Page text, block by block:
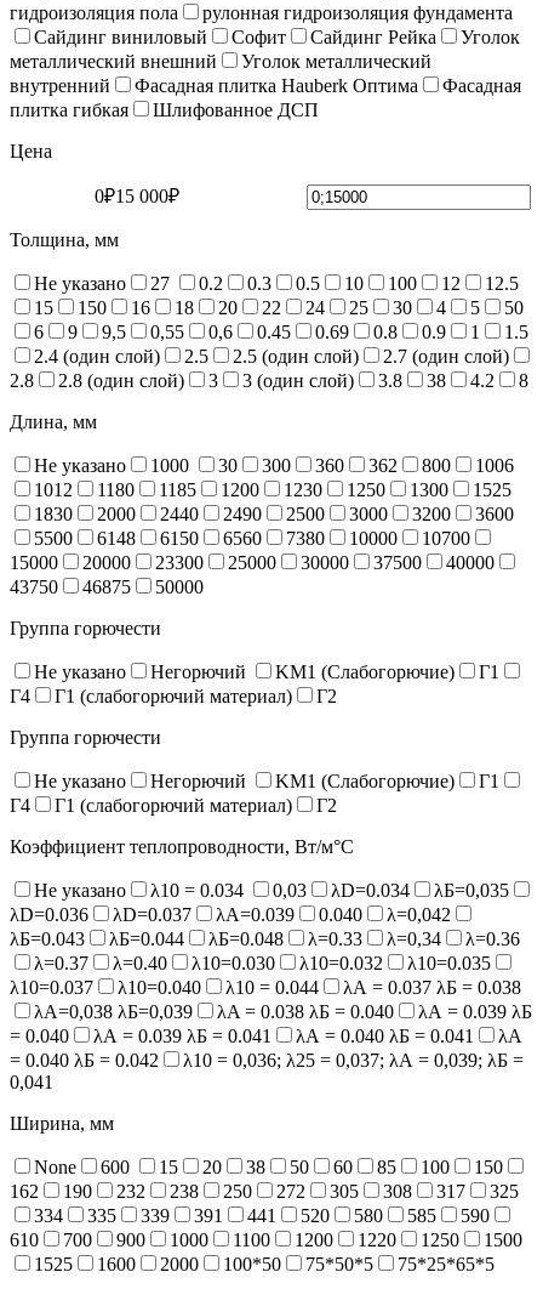
гидроизоляция пола
рулонная гидроизоляция фундамента
Сайдинг виниловый
Софит Сайдинг Рейка
Уголок
металлический внешний
Уголок металлический
внутренний
Фасадная плитка Hauberk Оптима
Фасадная
плитка гибкая
Шлифованное ДСП
Цена
0₽15 000₽
Толщина, мм
Не указано 27 0.2 0.3 0.5 10 100 12
12.5
15
150 16 18 20 22 24 25 30 4 5
50
6
9 9,5 0,55 0,6 0.45 0.69 0.8 0.9 1
1.5
2.4 (один слой)
2.5 2.5 (один слой)
2.7 (один слой)
2.8
2.8 (один слой) 3 3 (один слой) 3.8 38 4.2
8
Длина, мм
Не указано 1000 30 300 360 362 800
1006
1012
1180 1185 1200 1230 1250 1300
1525
1830
2000 2440 2490 2500 3000 3200
3600
5500
6148 6150 6560 7380 10000
10700
15000
20000 23300 25000 30000 37500
40000
43750
46875
50000
Группа горючести
Не указано Негорючий KM1 (Слабогорючие)
Г1
Г4
Г1 (слабогорючий материал)
Г2
Группа горючести
Не указано Негорючий KM1 (Слабогорючие)
Г1
Г4
Г1 (слабогорючий материал)
Г2
Коэффициент теплопроводности, Вт/м°С
Не указано λ10 = 0.034 0,03 λD=0.034
λБ=0,035
λD=0.036
λD=0.037 λA=0.039 0.040
λ=0,042
λБ=0.043
λБ=0.044 λБ=0.048 λ=0.33 λ=0,34
λ=0.36
λ=0.37
λ=0.40 λ10=0.030 λ10=0.032
λ10=0.035
λ10=0.037
λ10=0.040 λ10 = 0.044
λА = 0.037 λБ = 0.038
λА=0,038 λБ=0,039
λA = 0.038 λБ = 0.040
λА = 0.039 λБ
= 0.040
λА = 0.039 λБ = 0.041 λА = 0.040 λБ = 0.041
λА
= 0.040 λБ = 0.042
λ10 = 0,036; λ25 = 0,037; λА = 0,039; λБ =
0,041
Ширина, мм
None 600 15 20 38 50 60 85 100
150
162
190 232 238 250 272 305 308 317
325
334
335 339 391 441 520 580 585
590
610
700 900 1000 1100 1200 1220 1250
1500
1525
1600 2000 100*50 75*50*5
75*25*65*5